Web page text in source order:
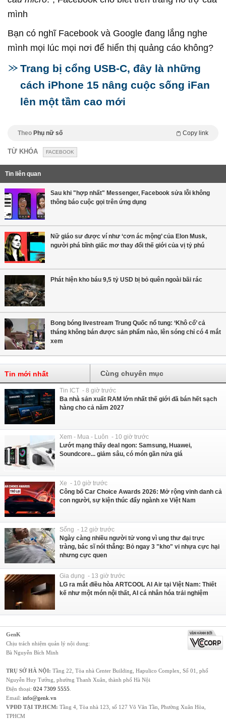
mình
Trang bị cổng USB-C, đây là những
cách iPhone 15 nâng cuộc sống iFan
lên một tầm cao mới
Theo Phụ nữ số Copy link
TỪ KHÓA FACEBOOK
Tin liên quan
Sau khi "hợp nhất" Messenger, Facebook sửa lỗi không
thông báo cuộc gọi trên ứng dụng
Nữ giáo sư được ví như ‘cơn ác mộng’ của Elon Musk,
người phá bĩnh giấc mơ thay đổi thế giới của vị tỷ phú
Phát hiện kho báu 9,5 tỷ USD bị bỏ quên ngoài bãi rác
Bong bóng livestream Trung Quốc nổ tung: ‘Khô cổ’ cả
tháng không bán được sản phẩm nào, lên sóng chỉ có 4 mắt
xem
Tin mới nhất Cùng chuyên mục
Tin ICT - 8 giờ trước
Ba nhà sản xuất RAM lớn nhất thế giới đã bán hết sạch
hàng cho cả năm 2027
Xem - Mua - Luôn - 10 giờ trước
Lướt mạng thấy deal ngon: Samsung, Huawei,
Soundcore... giảm sâu, có món gần nửa giá
Xe - 10 giờ trước
Công bố Car Choice Awards 2026: Mở rộng vinh danh cả
con người, sự kiện thúc đẩy ngành xe Việt Nam
Sống - 12 giờ trước
Ngày càng nhiều người tử vong vì ung thư đại trực
tràng, bác sĩ nói thẳng: Bỏ ngay 3 "kho" vi nhựa cực hại
nhưng cực quen
Gia dụng - 13 giờ trước
LG ra mắt điều hòa ARTCOOL AI Air tại Việt Nam: Thiết
kế như một món nội thất, AI cá nhân hóa trải nghiệm
GenK
Chịu trách nhiệm quản lý nội dung:
Bà Nguyễn Bích Minh
TRỤ SỞ HÀ NỘI: Tầng 22, Tòa nhà Center Building, Hapulico Complex, Số 01, phố
Nguyễn Huy Tưởng, phường Thanh Xuân, thành phố Hà Nội
Điện thoại: 024 7309 5555
Email: info@genk.vn
VPĐD TẠI TP.HCM: Tầng 4, Tòa nhà 123, số 127 Võ Văn Tần, Phường Xuân Hòa,
TPHCM